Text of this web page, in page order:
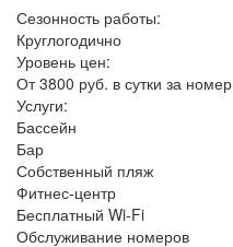
Сезонность работы:
Круглогодично
Уровень цен:
От 3800 руб. в сутки за номер
Услуги:
Бассейн
Бар
Собственный пляж
Фитнес-центр
Бесплатный Wi-Fi
Обслуживание номеров